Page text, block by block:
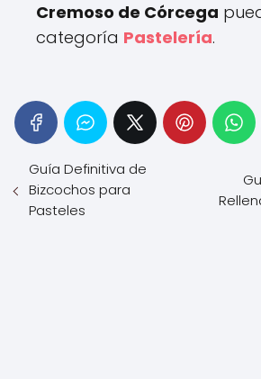
Cremoso de Córcega
categoría Pastelería.
Guía Definitiva de
Bizcochos para
Pasteles